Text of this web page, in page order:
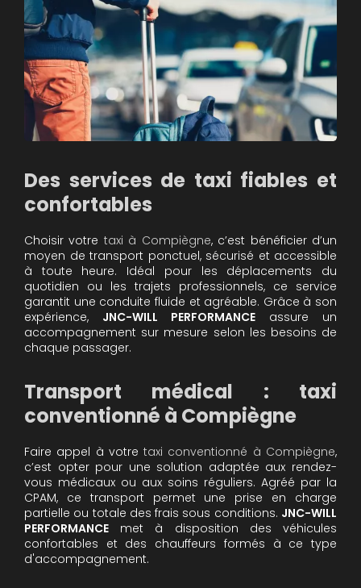
Des services de taxi fiables et
confortables
Choisir votre taxi à Compiègne, c’est bénéficier d’un
moyen de transport ponctuel, sécurisé et accessible
à toute heure. Idéal pour les déplacements du
quotidien ou les trajets professionnels, ce service
garantit une conduite fluide et agréable. Grâce à son
expérience, JNC-WILL PERFORMANCE assure un
accompagnement sur mesure selon les besoins de
chaque passager.
Transport médical : taxi
conventionné à Compiègne
Faire appel à votretaxi conventionné à Compiègne,
c’est opter pour une solution adaptée aux rendez-
vous médicaux ou aux soins réguliers. Agréé par la
CPAM, ce transport permet une prise en charge
partielle ou totale des frais sous conditions. JNC-WILL
PERFORMANCE met à disposition des véhicules
confortables et des chauffeurs formés à ce type
d'accompagnement.